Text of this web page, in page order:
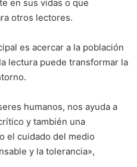
en sus vidas o que
otros lectores.
es acercar a la población
lectura puede transformar la
humanos, nos ayuda a
y también una
el cuidado del medio
y la tolerancia»,